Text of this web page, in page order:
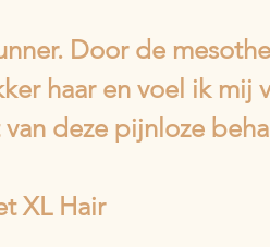
Door de
haar en voel ik mij
deze pijnloze
XL Hair